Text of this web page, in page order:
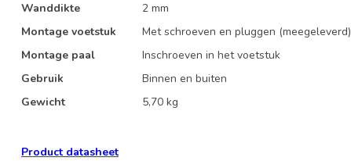
Wanddikte
2 mm
Montage voetstuk
Met schroeven en pluggen (meegeleverd)
Montage paal
Inschroeven in het voetstuk
Gebruik
Binnen en buiten
Gewicht
5,70 kg
Product datasheet